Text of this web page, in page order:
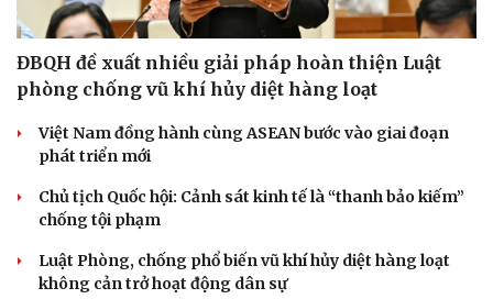
ĐBQH đề xuất nhiều giải pháp hoàn thiện Luật
phòng chống vũ khí hủy diệt hàng loạt
Việt Nam đồng hành cùng ASEAN bước vào giai đoạn
phát triển mới
Chủ tịch Quốc hội: Cảnh sát kinh tế là “thanh bảo kiếm”
chống tội phạm
Luật Phòng, chống phổ biến vũ khí hủy diệt hàng loạt
không cản trở hoạt động dân sự